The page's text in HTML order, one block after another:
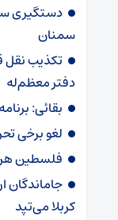
دستگیری
سمنان
تکذیب نقل
دفتر معظم‌له
بقائی:
لغو برخی
فلسطین
جاماندگان
کربلا می‌تپد